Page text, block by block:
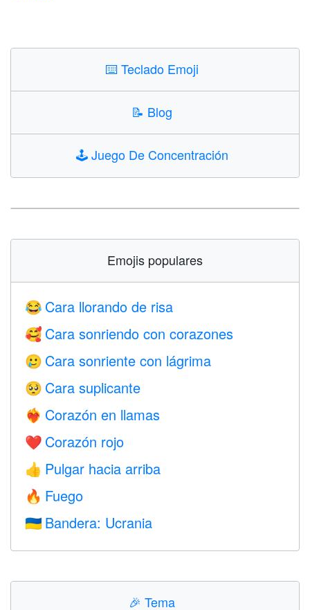
⌨️Teclado Emoji
📝 Blog
🕹️Juego De Concentración
Emojis populares
😂 Cara llorando de risa
🥰 Cara sonriendo con corazones
🥲 Cara sonriente con lágrima
🥺 Cara suplicante
❤️‍🔥 Corazón en llamas
❤️ Corazón rojo
👍 Pulgar hacia arriba
🔥 Fuego
🇺🇦 Bandera: Ucrania
🎉 Tema